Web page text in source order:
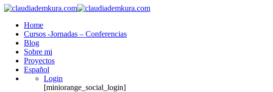
Home
Cursos -Jornadas – Conferencias
Blog
Sobre mi
Proyectos
Español
Login
[miniorange_social_login]